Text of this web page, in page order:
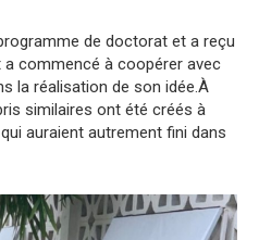
de doctorat et a reçu
a commencé à coopérer avec
la réalisation de son idée.À
similaires ont été créés à
auraient autrement fini dans